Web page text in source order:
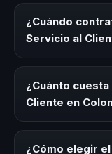
comparte
este tema en
herramientas
¿Cuándo
Servicio al
para kick-offs,
desarrollo,
organización
relacionado con
¿Cuánto
Cliente en
modalidad
¿Cómo elegir